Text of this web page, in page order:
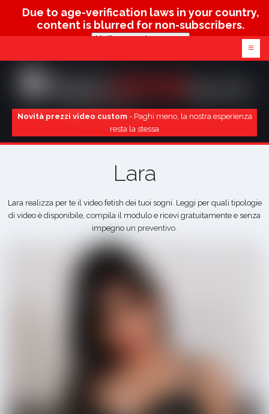
Due to age-verification laws in your country,
content is blurred for non-subscribers.
Verify age & view content
≡
Novità prezzi video custom- Paghi meno, la nostra esperienza
resta la stessa
Lara
Lara realizza per te il video fetish dei tuoi sogni. Leggi per quali tipologie
di video è disponibile, compila il modulo e ricevi gratuitamente e senza
impegno un preventivo.